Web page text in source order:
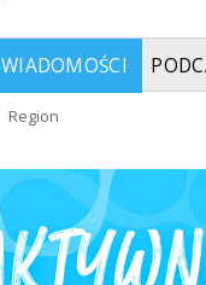
WIADOMOŚCI
Region